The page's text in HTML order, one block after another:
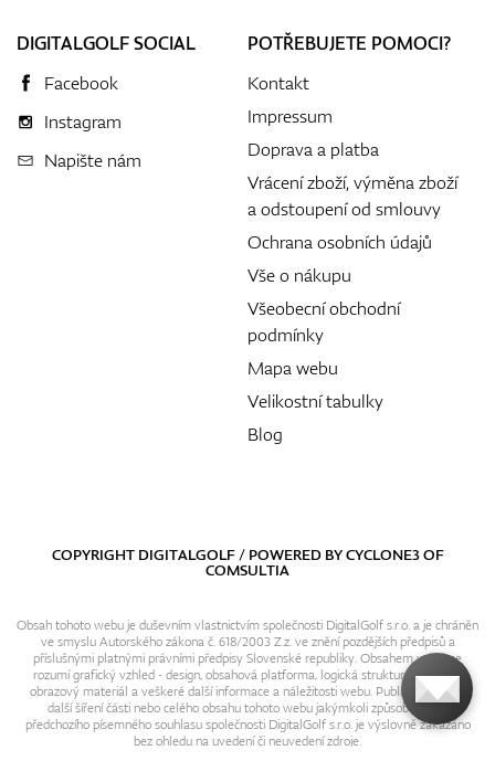
DIGITALGOLF SOCIAL
Facebook
Instagram
Napište nám
POTŘEBUJETE POMOCI?
Kontakt
Impressum
Doprava a platba
Vrácení zboží, výměna zboží
a odstoupení od smlouvy
Ochrana osobních údajů
Vše o nákupu
Všeobecní obchodní
podmínky
Mapa webu
Velikostní tabulky
Blog
COPYRIGHT DIGITALGOLF / POWERED BYCYCLONE3OF
COMSULTIA
Obsah tohoto webu je duševním vlastnictvím společnosti DigitalGolf s.r.o. a je chráněn
ve smyslu Autorského zákona č. 618/2003 Z.z. ve znění pozdějších předpisů a
příslušnými platnými právními předpisy Slovenské republiky. Obsahem webu se
rozumí grafický vzhled - design, obsahová platforma, logická struktura, textový i
obrazový materiál a veškeré další informace a náležitosti webu. Publikování resp.
další šíření části nebo celého obsahu tohoto webu jakýmkoli způsobem bez
předchozího písemného souhlasu společnosti DigitalGolf s.r.o. je výslovně zakázáno
bez ohledu na uvedení či neuvedení zdroje.